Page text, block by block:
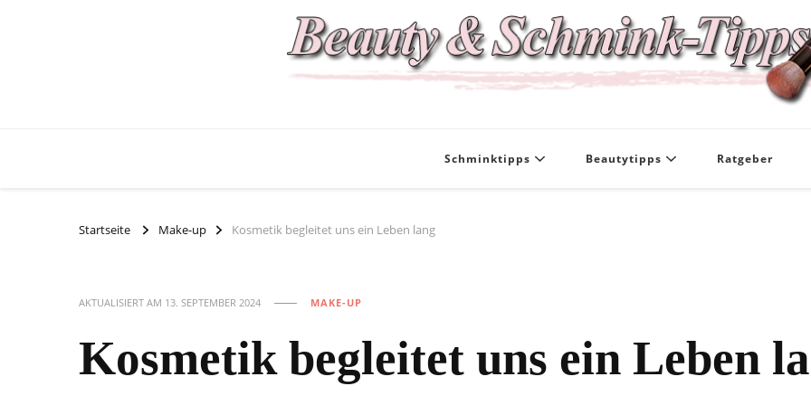
Schminktipps Beautytipps Ratgeber
Startseite Make-up Kosmetik begleitet uns ein Leben lang
AKTUALISIERT AM 13. SEPTEMBER 2024 MAKE-UP
Kosmetik begleitet uns ein Leben